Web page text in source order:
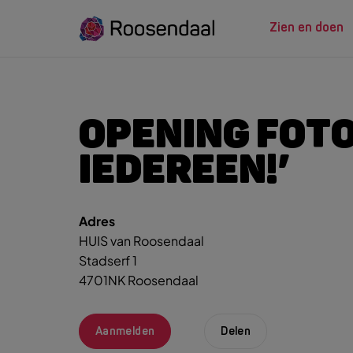
Zien en doen
ZIEN EN
Eten & Drinken
LEREN
OPENING
IEDEREEN!’
Adres
HUIS van Roosendaal
Stadserf 1
4701NK Roosendaal
Aanmelden Delen